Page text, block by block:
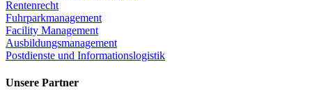
Rentenrecht
Fuhrparkmanagement
Facility Management
Ausbildungsmanagement
Postdienste und Informationslogistik
Unsere Partner